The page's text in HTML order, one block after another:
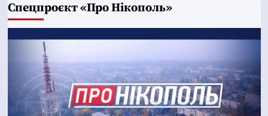
Cпецпроєкт «Про Нікополь»